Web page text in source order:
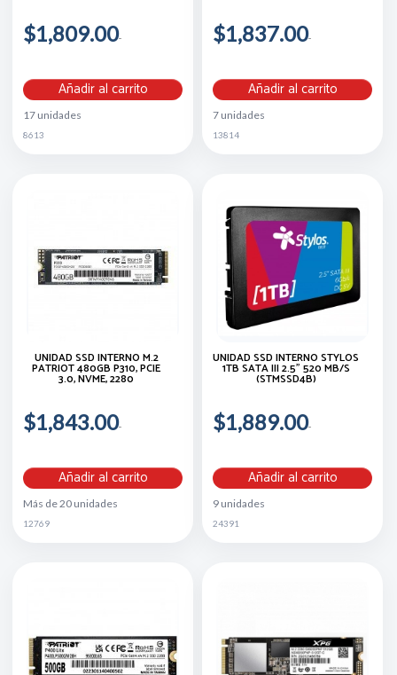
$1,809.00
Añadir al carrito
17 unidades
8613
$1,837.00
Añadir al carrito
7 unidades
13814
UNIDAD SSD INTERNO M.2
PATRIOT 480GB P310, PCIE
3.0, NVME, 2280
$1,843.00
Añadir al carrito
Más de 20 unidades
12769
UNIDAD SSD INTERNO STYLOS
1TB SATA III 2.5" 520 MB/s
(STMSSD4B)
$1,889.00
Añadir al carrito
9 unidades
24391